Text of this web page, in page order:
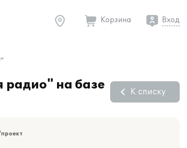
Корзина Вход
радио" на базе
К списку